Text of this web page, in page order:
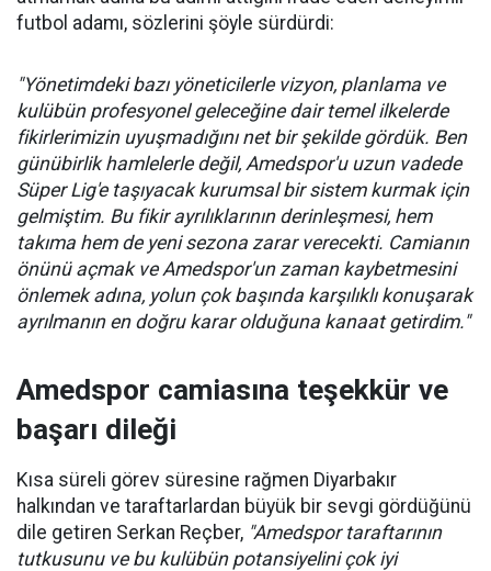
futbol adamı, sözlerini şöyle sürdürdi:
"Yönetimdeki bazı yöneticilerle vizyon, planlama ve
kulübün profesyonel geleceğine dair temel ilkelerde
fikirlerimizin uyuşmadığını net bir şekilde gördük. Ben
günübirlik hamlelerle değil, Amedspor'u uzun vadede
Süper Lig'e taşıyacak kurumsal bir sistem kurmak için
gelmiştim. Bu fikir ayrılıklarının derinleşmesi, hem
takıma hem de yeni sezona zarar verecekti. Camianın
önünü açmak ve Amedspor'un zaman kaybetmesini
önlemek adına, yolun çok başında karşılıklı konuşarak
ayrılmanın en doğru karar olduğuna kanaat getirdim."
Amedspor camiasına teşekkür ve
başarı dileği
Kısa süreli görev süresine rağmen Diyarbakır
halkından ve taraftarlardan büyük bir sevgi gördüğünü
dile getiren Serkan Reçber, "Amedspor taraftarının
tutkusunu ve bu kulübün potansiyelini çok iyi